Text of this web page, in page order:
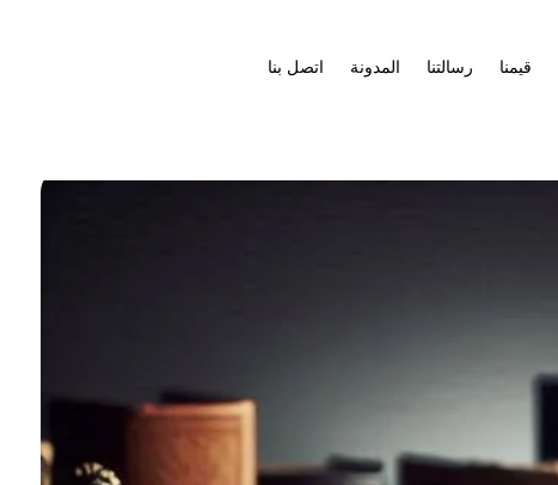
قيمنا رسالتنا المدونة اتصل بنا